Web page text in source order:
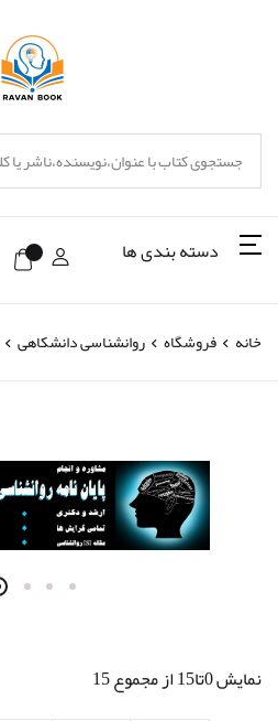
دسته بندی ها
خانه فروشگاه روانشناسی دانشکاهی
نمایش 0تا15 از مجموع 15